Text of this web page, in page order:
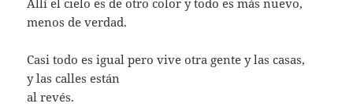
Allí el cielo es de otro color y todo es más nuevo,
menos de verdad.
Casi todo es igual pero vive otra gente y las casas,
y las calles están
al revés.